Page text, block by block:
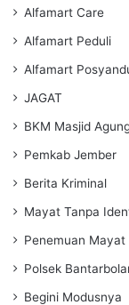
Alfamart Care
Alfamart Peduli
Alfamart
JAGAT
BKM Masjid
Pemkab Jember
Berita Kriminal
Mayat Tanpa
Penemuan Mayat
Polsek
Begini Modusnya